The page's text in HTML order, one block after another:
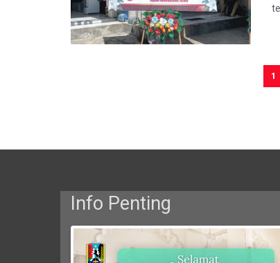
1
Info Penting